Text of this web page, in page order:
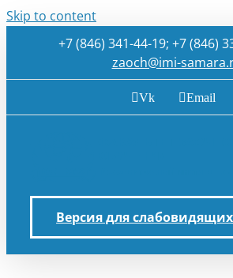
Skip to content
+7 (846) 341-44-19; +7 (846)
zaoch@imi-
Vk Email
Версия для слабовидящих